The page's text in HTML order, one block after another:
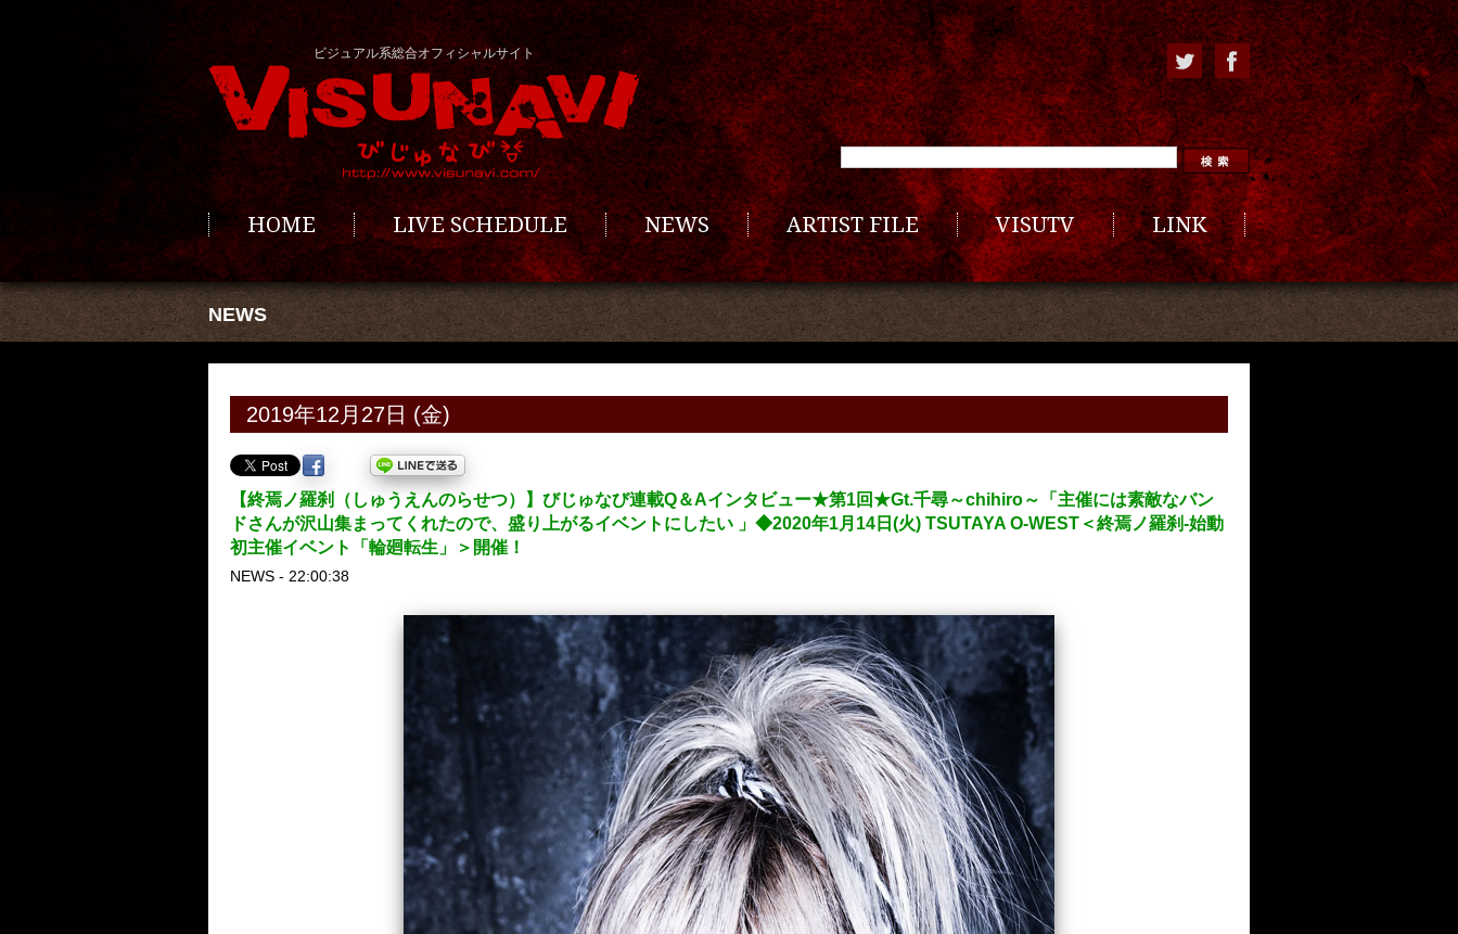
ビジュアル系総合オフィシャルサイト
HOME LIVE SCHEDULE NEWS ARTIST FILE VISUTV LINK
NEWS
2019年12月27日 (金)
【終焉ノ羅刹（しゅうえんのらせつ）】びじゅなび連載Q＆Aインタビュー★第1回★Gt.千尋～chihiro～「主催には素敵なバン
ドさんが沢山集まってくれたので、盛り上がるイベントにしたい 」◆2020年1月14日(火) TSUTAYA O-WEST＜終焉ノ羅刹-始動
初主催イベント「輪廻転生」＞開催！
NEWS - 22:00:38